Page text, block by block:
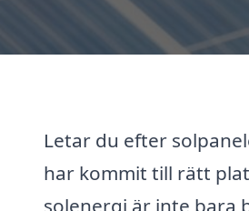
Letar du efter
har kommit till rätt
solenergi är inte bara